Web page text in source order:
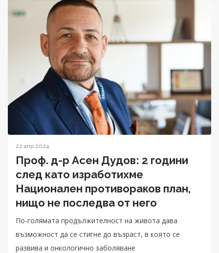
22 апр 2024
Проф. д-р Асен Дудов: 2 години
след като изработихме
Национален противораков план,
нищо не последва от него
По-голямата продължителност на живота дава
възможност да се стигне до възраст, в която се
развива и онкологично заболяване